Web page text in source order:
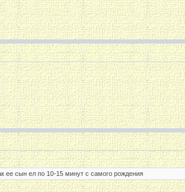
ее сын ел по 10-15 минут с самого рождения